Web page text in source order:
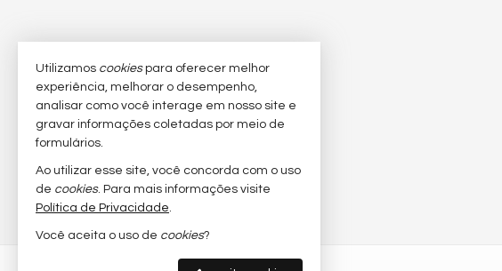
Utilizamos cookiespara oferecer melhor
experiência, melhorar o desempenho,
analisar como você interage em nosso site e
gravar informações coletadas por meio de
formulários.
Ao utilizar esse site, você concorda com o uso
de cookies. Para mais informações visite
Política de Privacidade.
Você aceita o uso de cookies?